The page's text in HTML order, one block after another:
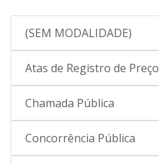
(SEM MODALIDADE)
Atas de Registro de Preço
Chamada Pública
Concorrência Pública